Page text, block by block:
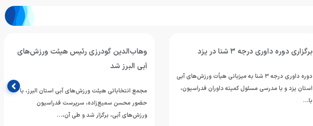
برگزاری دوره داوری درجه ۳ شنا در یزد
دوره داوری درجه ۳ شنا به میزبانی هیأت ورزش‌های آبی
استان یزد و با مدرسی مسئول کمیته داوران فدراسیون،
با…
وهاب‌الدین گودرزی رئیس هیئت ورزش‌های
آبی البرز شد
مجمع انتخاباتی هیئت ورزش‌های آبی استان البرز، با
حضور محسن سمیع‌زاده، سرپرست فدراسیون
ورزش‌های آبی، برگزار شد و طی آن،…